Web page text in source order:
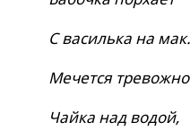
С василька на мак.
Мечется тревожно
Чайка над водой,